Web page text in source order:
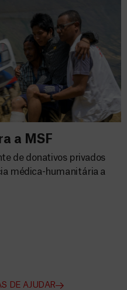
a MSF
a MSF
de donativos privados
médica-humanitária a
DE AJUDAR